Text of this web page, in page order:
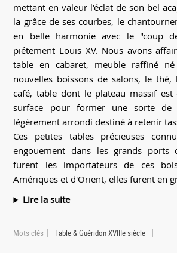
mettant en valeur l'éclat de son bel
la grâce de ses courbes, le
en belle harmonie avec le "coup
piétement Louis XV. Nous avons
table en cabaret, meuble raffiné
nouvelles boissons de salons, le
café, table dont le plateau massif
surface pour former une sorte de
légèrement arrondi destiné à retenir
Ces petites tables précieuses
engouement dans les grands ports
furent les importateurs de ces
Amériques et d'Orient, elles furent en
Lire la suite
Mots clés Table & Guéridon XVIIIe siècle